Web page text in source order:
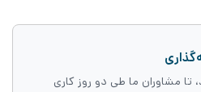
تا مشاوران ما طی دو روز کاری